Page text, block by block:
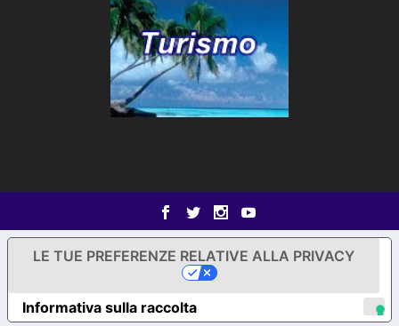
Informativa sulla raccolta
LE TUE PREFERENZE RELATIVE ALLA PRIVACY